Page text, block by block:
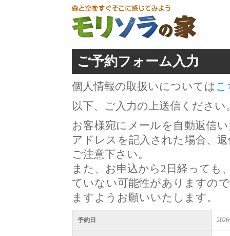
ご予約フォーム入力
個人情報の取扱いについては こ
以下、ご入力の上送信ください
お客様宛にメールを自動返信
アドレスを記入された場合、
ご注意下さい。
また、お申込から2日経っても
ていない可能性がありますの
ますようお願いいたします。
予約日